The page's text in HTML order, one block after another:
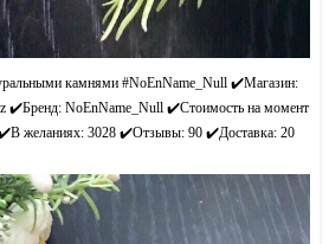
камнями #NoEnName_Null ✔️Магазин:
✔️Бренд: NoEnName_Null ✔️Стоимость на момент
желаниях: 3028 ✔️Отзывы: 90 ✔️Доставка: 20